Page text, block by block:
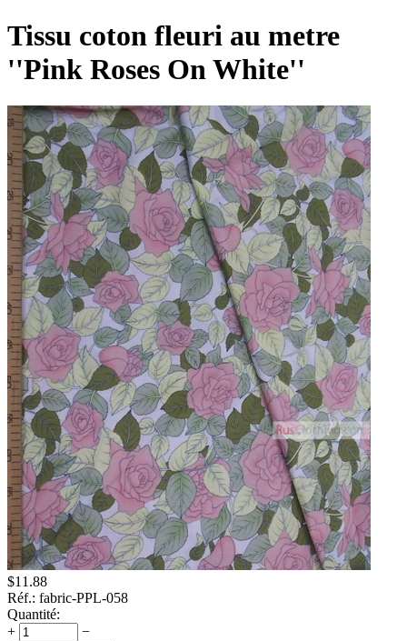
Tissu coton fleuri au metre
''Pink Roses On White''
$11.88
Réf.: fabric-PPL-058
Quantité:
+
−